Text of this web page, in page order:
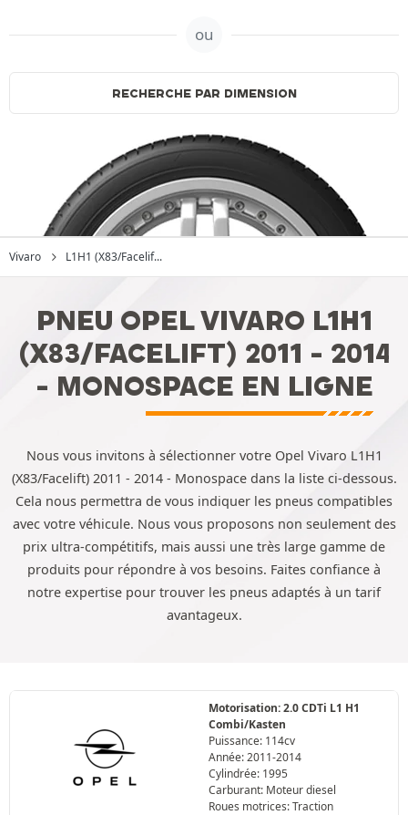
ou
RECHERCHE PAR DIMENSION
Vivaro L1H1 (X83/Facelif...
PNEU OPEL VIVARO L1H1
(X83/FACELIFT) 2011 - 2014
- MONOSPACE EN LIGNE
Nous vous invitons à sélectionner votre Opel Vivaro L1H1
(X83/Facelift) 2011 - 2014 - Monospace dans la liste ci-dessous.
Cela nous permettra de vous indiquer les pneus compatibles
avec votre véhicule. Nous vous proposons non seulement des
prix ultra-compétitifs, mais aussi une très large gamme de
produits pour répondre à vos besoins. Faites confiance à
notre expertise pour trouver les pneus adaptés à un tarif
avantageux.
Motorisation: 2.0 CDTi L1 H1
Combi/Kasten
Puissance: 114cv
Année: 2011-2014
Cylindrée: 1995
Carburant: Moteur diesel
Roues motrices: Traction